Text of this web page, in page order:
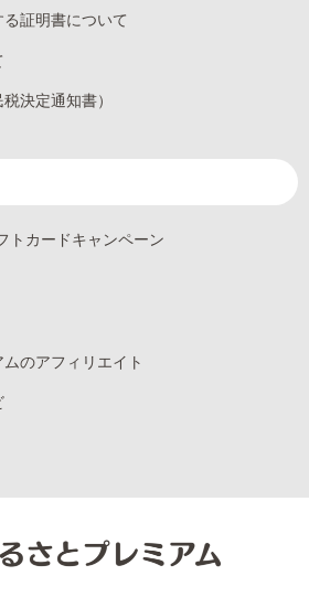
証明書について
決定通知書）
トカードキャンペーン
のアフィリエイト